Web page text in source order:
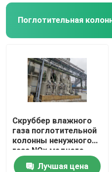
Серебряная отливная
Отливная машина
печь нержавеющей
Печь платины плавя
Поглотительная
Скруббер влажного
газа поглотительной
колонны ненужного
газа NOx медного
рудника
Лучшая цена